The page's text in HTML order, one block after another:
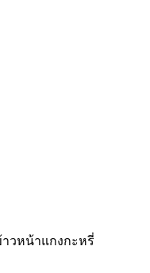
าวหน้าแกงกะหรี่